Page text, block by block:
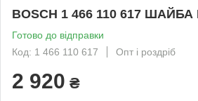
BOSCH 1 466 110 617
Готово до відправки
Код: 1 466 110 617
Опт і роздріб
2 920 ₴